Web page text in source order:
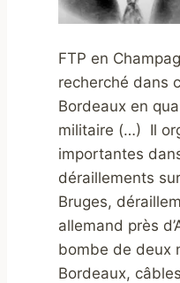
FTP en
recherché dans
Bordeaux en
militaire (…) Il
importantes
déraillements
Bruges,
allemand près
bombe de deux
Bordeaux,